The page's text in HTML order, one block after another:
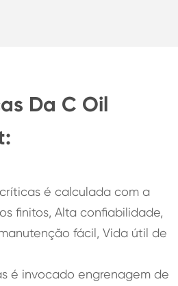
Da C Oil
é calculada com a
finitos, Alta confiabilidade,
fácil, Vida útil de
é invocado engrenagem de